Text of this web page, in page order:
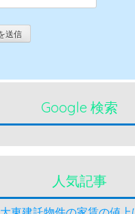
Google 検索
人気記事